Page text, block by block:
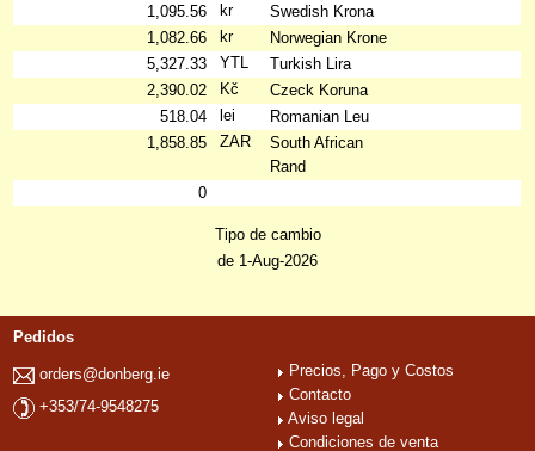
1,095.56
kr
Swedish Krona
1,082.66
kr
Norwegian Krone
5,327.33
YTL
Turkish Lira
2,390.02
Kč
Czeck Koruna
518.04
lei
Romanian Leu
1,858.85
ZAR
South African
Rand
0
Tipo de cambio
de 1-Aug-2026
Pedidos
orders@donberg.ie
+353/74-9548275
Precios, Pago y Costos
Contacto
Aviso legal
Condiciones de venta